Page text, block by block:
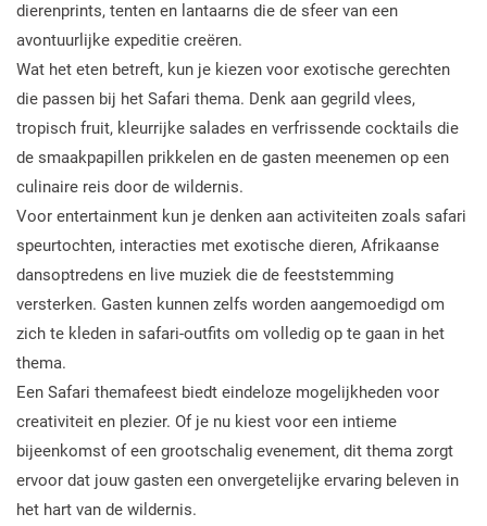
dierenprints, tenten en lantaarns die de sfeer van een
avontuurlijke expeditie creëren.
Wat het eten betreft, kun je kiezen voor exotische gerechten
die passen bij het Safari thema. Denk aan gegrild vlees,
tropisch fruit, kleurrijke salades en verfrissende cocktails die
de smaakpapillen prikkelen en de gasten meenemen op een
culinaire reis door de wildernis.
Voor entertainment kun je denken aan activiteiten zoals safari
speurtochten, interacties met exotische dieren, Afrikaanse
dansoptredens en live muziek die de feeststemming
versterken. Gasten kunnen zelfs worden aangemoedigd om
zich te kleden in safari-outfits om volledig op te gaan in het
thema.
Een Safari themafeest biedt eindeloze mogelijkheden voor
creativiteit en plezier. Of je nu kiest voor een intieme
bijeenkomst of een grootschalig evenement, dit thema zorgt
ervoor dat jouw gasten een onvergetelijke ervaring beleven in
het hart van de wildernis.